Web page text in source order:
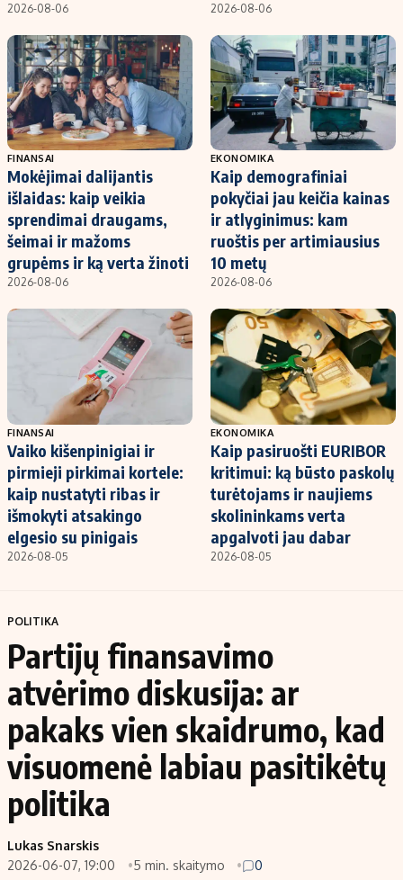
2026-08-06 2026-08-06
FINANSAI
Mokėjimai dalijantis
išlaidas: kaip veikia
sprendimai draugams,
šeimai ir mažoms
grupėms ir ką verta žinoti
2026-08-06
EKONOMIKA
Kaip demografiniai
pokyčiai jau keičia kainas
ir atlyginimus: kam
ruoštis per artimiausius
10 metų
2026-08-06
FINANSAI
Vaiko kišenpinigiai ir
pirmieji pirkimai kortele:
kaip nustatyti ribas ir
išmokyti atsakingo
elgesio su pinigais
2026-08-05
EKONOMIKA
Kaip pasiruošti EURIBOR
kritimui: ką būsto paskolų
turėtojams ir naujiems
skolininkams verta
apgalvoti jau dabar
2026-08-05
POLITIKA
Partijų finansavimo
atvėrimo diskusija: ar
pakaks vien skaidrumo, kad
visuomenė labiau pasitikėtų
politika
Lukas Snarskis
2026-06-07, 19:00
5 min. skaitymo 0